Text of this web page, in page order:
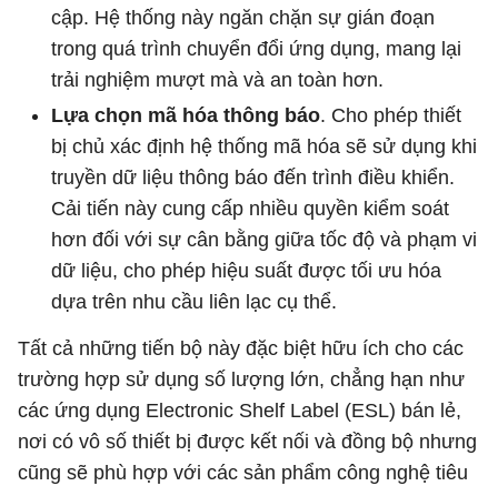
cập. Hệ thống này ngăn chặn sự gián đoạn
trong quá trình chuyển đổi ứng dụng, mang lại
trải nghiệm mượt mà và an toàn hơn.
Lựa chọn mã hóa thông báo. Cho phép thiết
bị chủ xác định hệ thống mã hóa sẽ sử dụng khi
truyền dữ liệu thông báo đến trình điều khiển.
Cải tiến này cung cấp nhiều quyền kiểm soát
hơn đối với sự cân bằng giữa tốc độ và phạm vi
dữ liệu, cho phép hiệu suất được tối ưu hóa
dựa trên nhu cầu liên lạc cụ thể.
Tất cả những tiến bộ này đặc biệt hữu ích cho các
trường hợp sử dụng số lượng lớn, chẳng hạn như
các ứng dụng Electronic Shelf Label (ESL) bán lẻ,
nơi có vô số thiết bị được kết nối và đồng bộ nhưng
cũng sẽ phù hợp với các sản phẩm công nghệ tiêu